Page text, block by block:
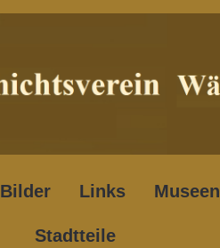
Bilder Links Museen
Stadtteile